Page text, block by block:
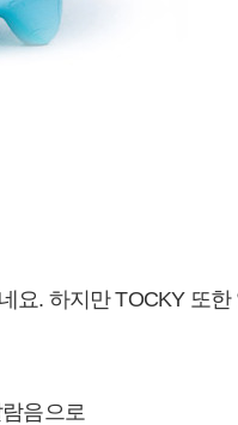
요. 하지만 TOCKY 또
음으로